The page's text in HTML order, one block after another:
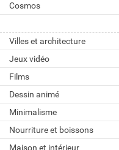
Cosmos
Villes et architecture
Jeux vidéo
Films
Dessin animé
Minimalisme
Nourriture et boissons
Maison et intérieur